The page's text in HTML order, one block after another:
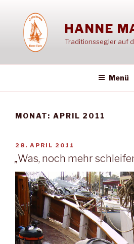
springen
HANNE
Traditionssegler auf
Menü
MONAT: APRIL 2011
VERÖFFENTLICHT
AM
28. APRIL 2011
„Was, noch mehr